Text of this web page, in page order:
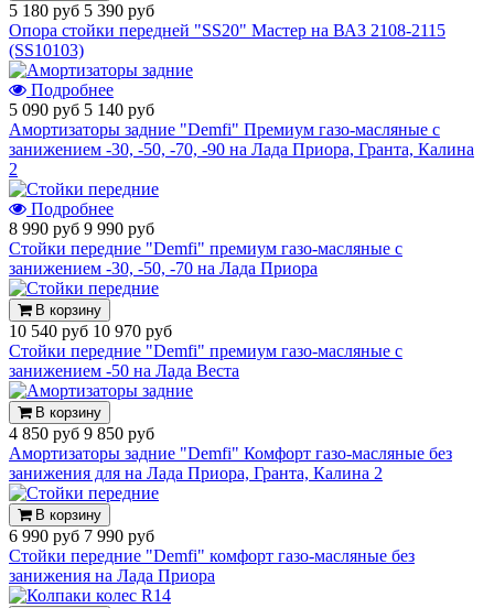
5 180 руб 5 390 руб
Опора стойки передней "SS20" Мастер на ВАЗ 2108-2115
(SS10103)
Подробнее
5 090 руб 5 140 руб
Амортизаторы задние "Demfi" Премиум газо-масляные с
занижением -30, -50, -70, -90 на Лада Приора, Гранта, Калина
2
Подробнее
8 990 руб 9 990 руб
Стойки передние "Demfi" премиум газо-масляные с
занижением -30, -50, -70 на Лада Приора
В корзину
10 540 руб 10 970 руб
Стойки передние "Demfi" премиум газо-масляные с
занижением -50 на Лада Веста
В корзину
4 850 руб 9 850 руб
Амортизаторы задние "Demfi" Комфорт газо-масляные без
занижения для на Лада Приора, Гранта, Калина 2
В корзину
6 990 руб 7 990 руб
Стойки передние "Demfi" комфорт газо-масляные без
занижения на Лада Приора